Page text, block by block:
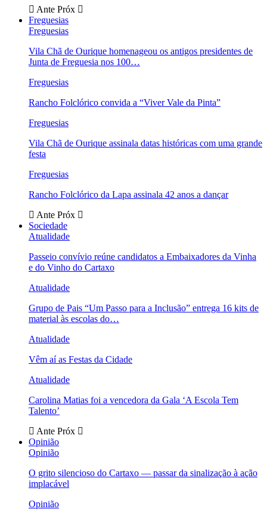
Ante Próx
Freguesias
Freguesias
Vila Chã de Ourique homenageou os antigos presidentes de
Junta de Freguesia nos 100…
Freguesias
Rancho Folclórico convida a “Viver Vale da Pinta”
Freguesias
Vila Chã de Ourique assinala datas históricas com uma grande
festa
Freguesias
Rancho Folclórico da Lapa assinala 42 anos a dançar
Ante Próx
Sociedade
Atualidade
Passeio convívio reúne candidatos a Embaixadores da Vinha
e do Vinho do Cartaxo
Atualidade
Grupo de Pais “Um Passo para a Inclusão” entrega 16 kits de
material às escolas do…
Atualidade
Vêm aí as Festas da Cidade
Atualidade
Carolina Matias foi a vencedora da Gala ‘A Escola Tem
Talento’
Ante Próx
Opinião
Opinião
O grito silencioso do Cartaxo — passar da sinalização à ação
implacável
Opinião